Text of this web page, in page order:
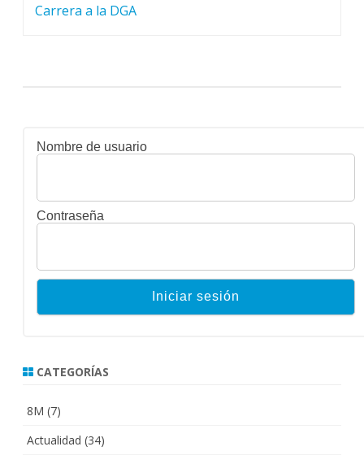
Carrera a la DGA
Nombre de usuario
Contraseña
CATEGORÍAS
8M (7)
Actualidad (34)